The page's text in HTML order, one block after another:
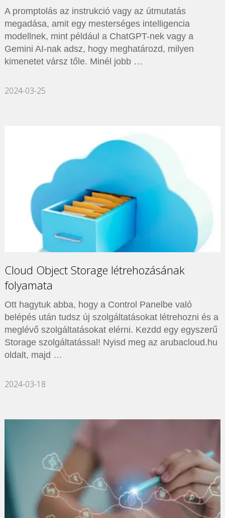
A promptolás az instrukció vagy az útmutatás
megadása, amit egy mesterséges intelligencia
modellnek, mint például a ChatGPT-nek vagy a
Gemini AI-nak adsz, hogy meghatározd, milyen
kimenetet vársz tőle. Minél jobb …
2024-03-25
Cloud Object Storage létrehozásának
folyamata
Ott hagytuk abba, hogy a Control Panelbe való
belépés után tudsz új szolgáltatásokat létrehozni és a
meglévő szolgáltatásokat elérni. Kezdd egy egyszerű
Storage szolgáltatással! Nyisd meg az arubacloud.hu
oldalt, majd …
2024-03-18